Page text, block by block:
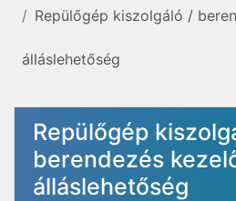
Repülőgép kiszolgáló /
álláslehetőség
Repülőgép
berendezés
álláslehetőség